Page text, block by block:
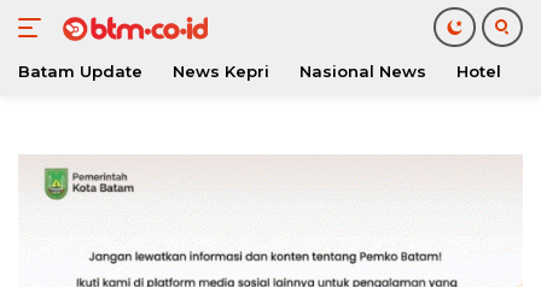
konten
Batam Update News Kepri Nasional News Hotel